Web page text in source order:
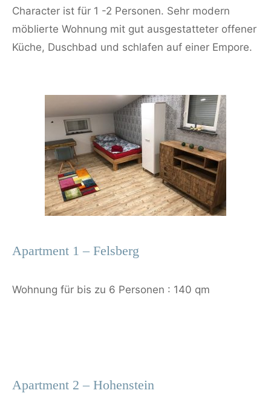
Character ist für 1 -2 Personen. Sehr modern
möblierte Wohnung mit gut ausgestatteter offener
Küche, Duschbad und schlafen auf einer Empore.
Apartment 1 – Felsberg
Wohnung für bis zu 6 Personen : 140 qm
Apartment 2 – Hohenstein